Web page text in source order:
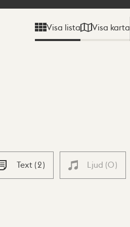
Visa lista Visa karta
Text (2) Ljud (0)